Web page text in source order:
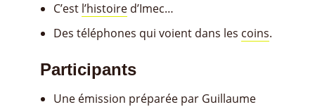
C’est l’histoire d’Imec…
Des téléphones qui voient dans les coins.
Participants
Une émission préparée par Guillaume